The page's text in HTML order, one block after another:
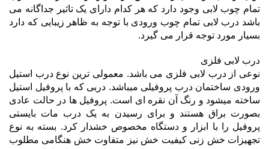
تمام چوب لابی وجود دارد که هر کدام دارای یک تاثیر جداگانه می
باشد درب لابی تمام چوب ورودی با توجه به ظاهر زیبایی که دارد
بسیار مورد توجه قرار می گیرد.
درب لابی فلزی
نوعی از درب لابی فلزی می باشد. معمولی ترین نوع درب استیل
ورودی ساختمان درب پروفیلی میباشد. دربی که با پروفیل استیل
ساخته میشود و رنگ آن نقره ای است. پروفیل ها در حالت عادی
بصورت براق هستند و برای رسیدن به یک درب مات بایستی
پروفیل را با ابزار و دستگاه مخصوص خشدار کرد. بسته به نوع
تجهیزات خش زنی کیفیت خش نیز متفاوت خش هنگامی مطلوب